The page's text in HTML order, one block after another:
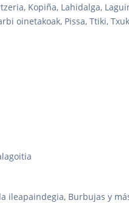
Kopiña, Lahidalga,
oinetakoak, Pissa, Ttiki,
ileapaindegia, Burbujas y